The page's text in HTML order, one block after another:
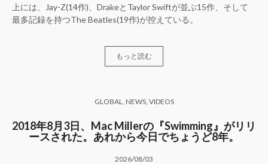
上には、Jay-Z(14作)、DrakeとTaylor Swiftが並ぶ15作、そして
最多記録を持つThe Beatles(19作)が控えている。
もっと読む
GLOBAL, NEWS, VIDEOS
2018年8月3日、Mac Millerの『Swimming』がリリ
ースされた。あれから今日でちょうど8年。
2026/08/03